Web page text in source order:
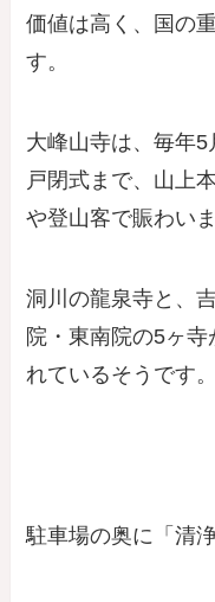
価値は高く、国の
す。
大峰山寺は、毎年
戸閉式まで、山上
や登山客で賑わいま
洞川の龍泉寺と、
院・東南院の5ヶ
れているそうです
駐車場の奥に「清